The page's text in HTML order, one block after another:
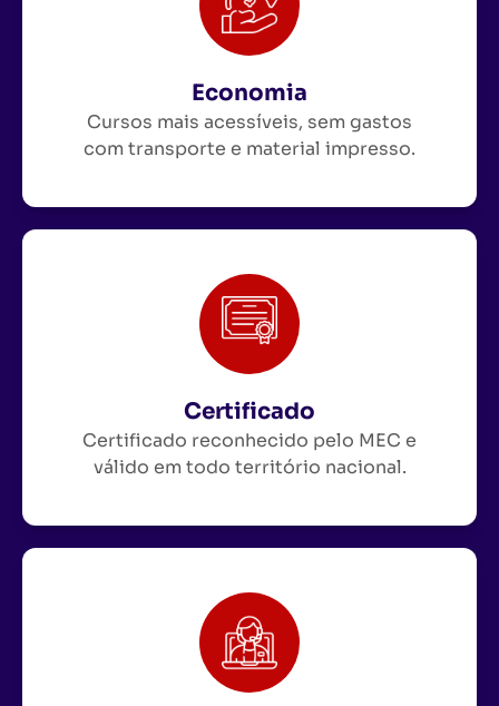
Economia
Cursos mais acessíveis, sem gastos
com transporte e material impresso.
Certificado
Certificado reconhecido pelo MEC e
válido em todo território nacional.